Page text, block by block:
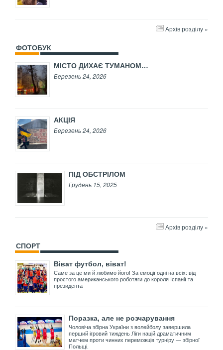
Архів розділу »
ФОТОБУК
МІСТО ДИХАЄ ТУМАНОМ…
Березень 24, 2026
АКЦІЯ
Березень 24, 2026
ПІД ОБСТРІЛОМ
Грудень 15, 2025
Архів розділу »
СПОРТ
Віват футбол, віват!
Саме за це ми й любимо його! За емоції одні на всіх: від
простого американського роботяги до короля Іспанії та
президента
Поразка, але не розчарування
Чоловіча збірна України з волейболу завершила
перший ігровий тиждень Ліги націй драматичним
матчем проти чинних переможців турніру — збірної
Польщі.